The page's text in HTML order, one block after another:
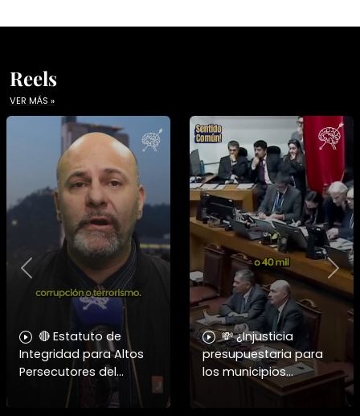
Reels
VER MÁS »
🔴 Estatuto de
Integridad para Altos
Persecutores del
analista Patricio Mery
💸 ¿Injusticia
presupuestaria para
los municipios
golpeados? El alcalde
Previous